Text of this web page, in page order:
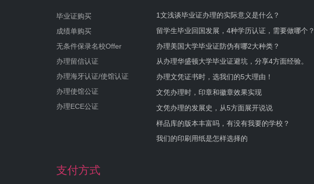
毕业证购买
成绩单购买
无条件保录名校Offer
办理留信认证
办理海牙认证/使馆认证
办理使馆公证
办理ECE公证
1文浅谈毕业证办理的实际意义是什么？
留学生毕业回国发展，4种学历认证，需要做哪个？
办理美国大学毕业证防伪有哪2大种类？
从办理华盛顿大学毕业证避坑，分享4方面经验。
办理文凭证书时，选我们的5大理由！
文凭办理时，印章和徽章效果实现
文凭办理的发展史，从5方面展开说说
样品库的版本丰富吗，有没有我要的学校？
我们的印刷用纸是怎样选择的
支付方式